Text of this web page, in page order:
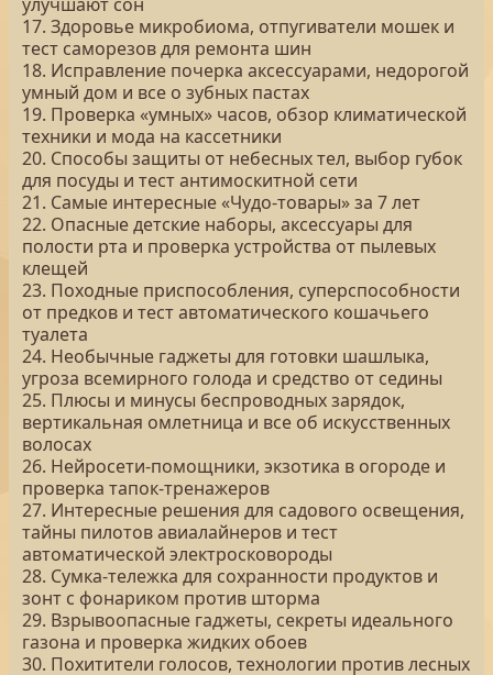
17. Здоровье микробиома, отпугиватели мошек и
тест саморезов для ремонта шин
18. Исправление почерка аксессуарами, недорогой
умный дом и все о зубных пастах
19. Проверка «умных» часов, обзор климатической
техники и мода на кассетники
20. Способы защиты от небесных тел, выбор губок
для посуды и тест антимоскитной сети
21. Самые интересные «Чудо-товары» за 7 лет
22. Опасные детские наборы, аксессуары для
полости рта и проверка устройства от пылевых
клещей
23. Походные приспособления, суперспособности
от предков и тест автоматического кошачьего
туалета
24. Необычные гаджеты для готовки шашлыка,
угроза всемирного голода и средство от седины
25. Плюсы и минусы беспроводных зарядок,
вертикальная омлетница и все об искусственных
волосах
26. Нейросети-помощники, экзотика в огороде и
проверка тапок-тренажеров
27. Интересные решения для садового освещения,
тайны пилотов авиалайнеров и тест
автоматической электросковороды
28. Сумка-тележка для сохранности продуктов и
зонт с фонариком против шторма
29. Взрывоопасные гаджеты, секреты идеального
газона и проверка жидких обоев
30. Похитители голосов, технологии против лесных